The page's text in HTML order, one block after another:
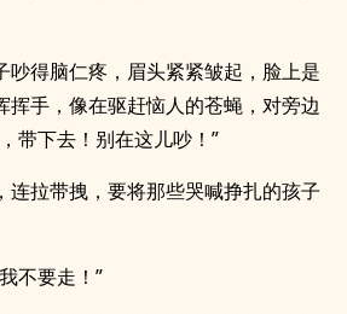
吵得脑仁疼，眉头紧紧皱起，脸上是
挥手，像在驱赶恼人的苍蝇，对旁边
带下去！别在这儿吵！”
连拉带拽，要将那些哭喊挣扎的孩子
不要走！”